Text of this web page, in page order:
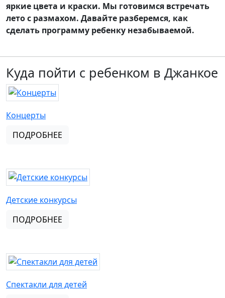
яркие цвета и краски. Мы готовимся встречать
лето с размахом. Давайте разберемся, как
сделать программу ребенку незабываемой.
Куда пойти с ребенком в Джанкое
Концерты
ПОДРОБНЕЕ
Детские конкурсы
ПОДРОБНЕЕ
Спектакли для детей